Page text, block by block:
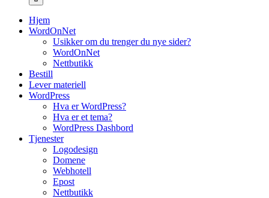
Hjem
WordOnNet
Usikker om du trenger du nye sider?
WordOnNet
Nettbutikk
Bestill
Lever materiell
WordPress
Hva er WordPress?
Hva er et tema?
WordPress Dashbord
Tjenester
Logodesign
Domene
Webhotell
Epost
Nettbutikk